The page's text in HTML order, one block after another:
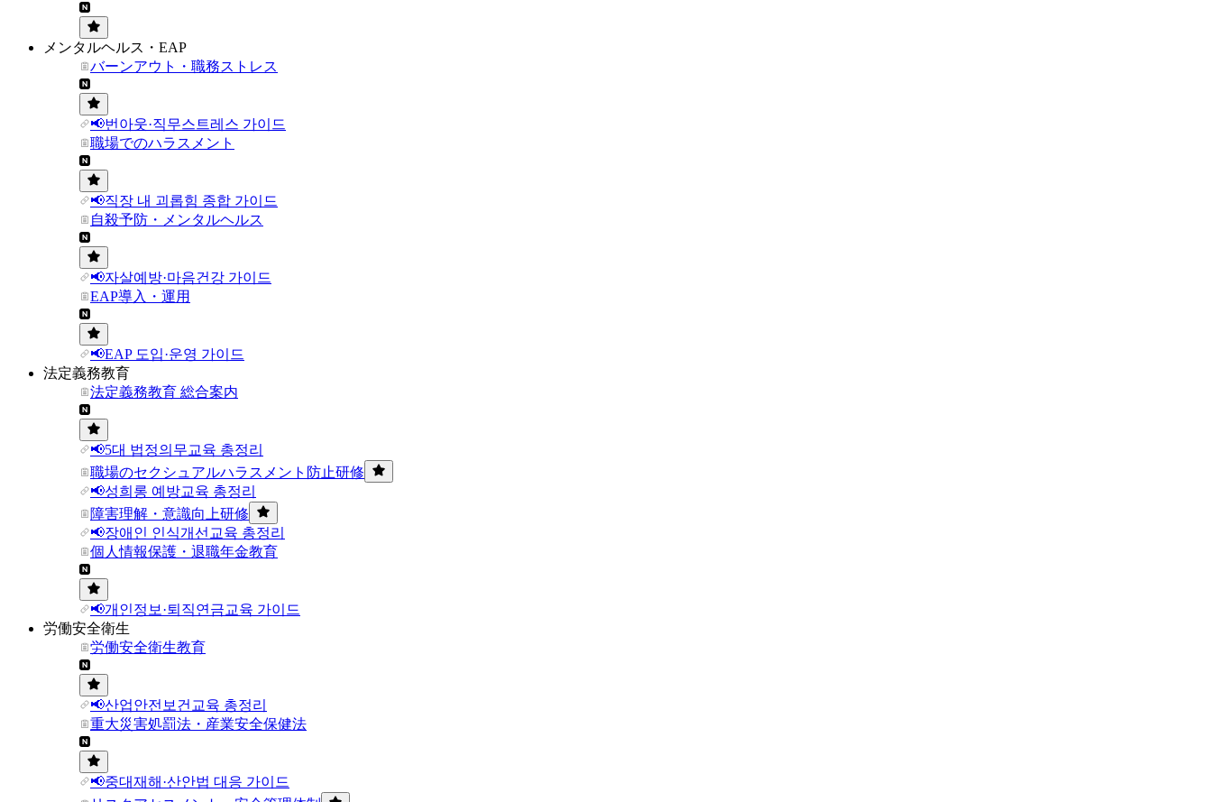
メンタルヘルス・EAP
バーンアウト・職務ストレス
📢번아웃·직무스트레스 가이드
職場でのハラスメント
📢직장 내 괴롭힘 종합 가이드
自殺予防・メンタルヘルス
📢자살예방·마음건강 가이드
EAP導入・運用
📢EAP 도입·운영 가이드
法定義務教育
法定義務教育 総合案内
📢5대 법정의무교육 총정리
職場のセクシュアルハラスメント防止研修
📢성희롱 예방교육 총정리
障害理解・意識向上研修
📢장애인 인식개선교육 총정리
個人情報保護・退職年金教育
📢개인정보·퇴직연금교육 가이드
労働安全衛生
労働安全衛生教育
📢산업안전보건교육 총정리
重大災害処罰法・産業安全保健法
📢중대재해·산안법 대응 가이드